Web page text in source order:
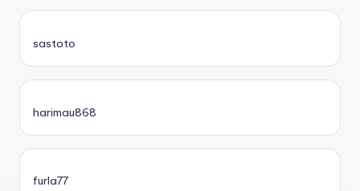
sastoto
harimau868
furla77